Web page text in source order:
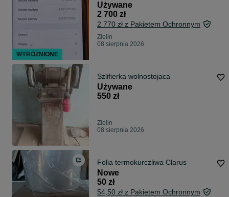
Używane
2 700 zł
2 770 zł z Pakietem Ochronnym
Zielin
08 sierpnia 2026
Szlifierka wolnostojaca
Używane
550 zł
Zielin
08 sierpnia 2026
Folia termokurczliwa Clarus
Nowe
50 zł
54,50 zł z Pakietem Ochronnym
WYRÓŻNIONE